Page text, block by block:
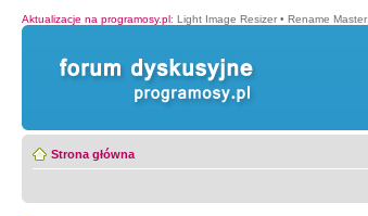
Aktualizacje na programosy.pl: Light Image Resizer • Rename Master
Strona główna